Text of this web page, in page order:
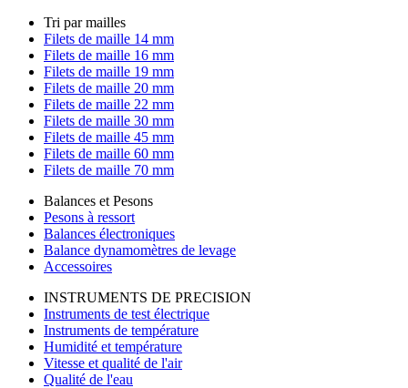
Tri par mailles
Filets de maille 14 mm
Filets de maille 16 mm
Filets de maille 19 mm
Filets de maille 20 mm
Filets de maille 22 mm
Filets de maille 30 mm
Filets de maille 45 mm
Filets de maille 60 mm
Filets de maille 70 mm
Balances et Pesons
Pesons à ressort
Balances électroniques
Balance dynamomètres de levage
Accessoires
INSTRUMENTS DE PRECISION
Instruments de test électrique
Instruments de température
Humidité et température
Vitesse et qualité de l'air
Qualité de l'eau